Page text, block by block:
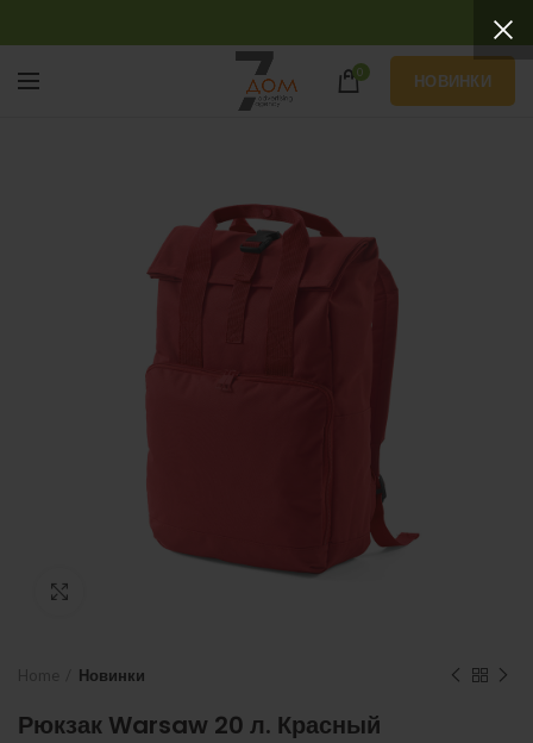
0 НОВИНКИ
Новинки
Рюкзак Warsaw 20 л. Красный